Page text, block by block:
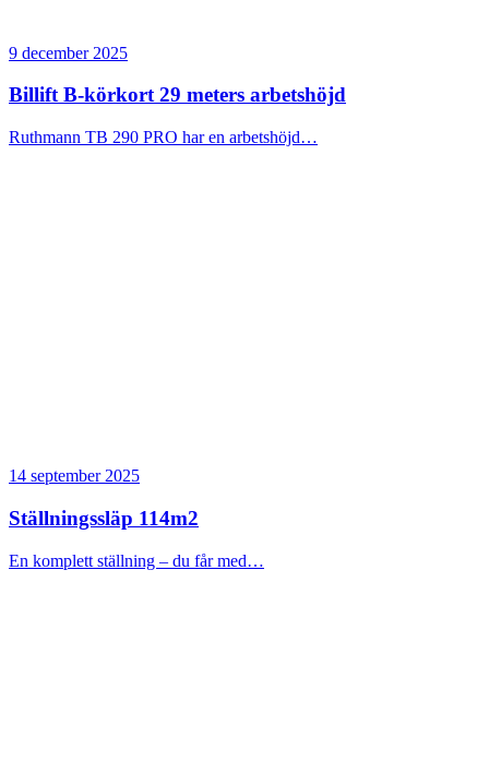
9 december 2025
Billift B-körkort 29 meters arbetshöjd
Ruthmann TB 290 PRO har en arbetshöjd…
14 september 2025
Ställningssläp 114m2
En komplett ställning – du får med…